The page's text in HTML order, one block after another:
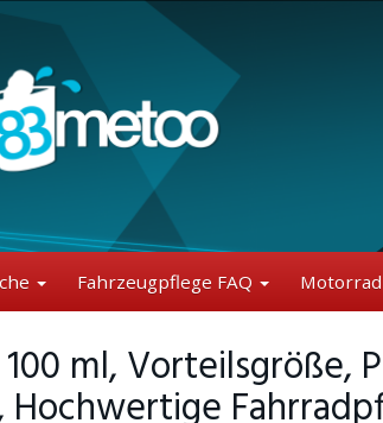
Fahrzeugpflege FAQ
ml, Vorteilsgröße,